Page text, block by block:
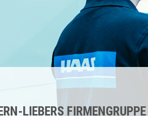
LIEBERS FIRMENGRUPPE